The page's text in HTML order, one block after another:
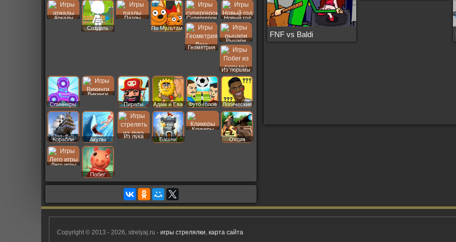
FNF vs Baldi
Аркады
Создать
Пазлы
По Мультам
Супергерои Новый год
Геометрия
Рыцари
Из тюрьмы
Спиннеры
Викинги
Пираты
Адам и Ева Футб голов Логические
Корабли Акулы
Из лука
Башни
Кликеры
Охота
Лего игры
Побег
Copyright © 2013 - 2026, strelyaj.ru - игры стрелялки, карта сайта